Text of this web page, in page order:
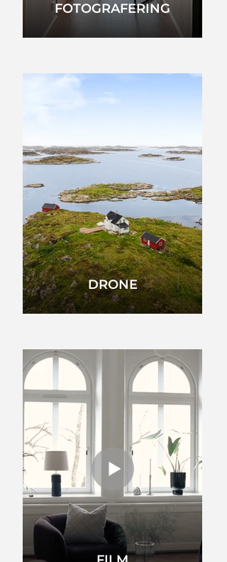
FOTOGRAFERING
DRONE